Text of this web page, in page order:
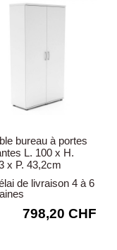
bureau à portes
L. 100 x H.
x P. 43,2cm
de livraison 4 à 6
798,20 CHF